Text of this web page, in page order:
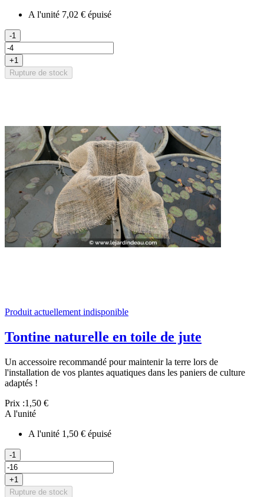
A l'unité 7,02 € épuisé
-1
+1
Rupture de stock
Produit actuellement indisponible
Tontine naturelle en toile de jute
Un accessoire recommandé pour maintenir la terre lors de
l'installation de vos plantes aquatiques dans les paniers de culture
adaptés !
Prix :1,50 €
A l'unité
A l'unité 1,50 € épuisé
-1
+1
Rupture de stock